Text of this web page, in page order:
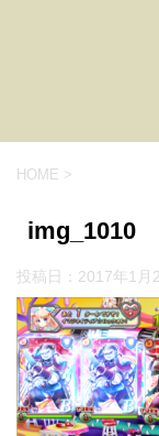
HOME >
img_1010
投稿日： 2017年1月